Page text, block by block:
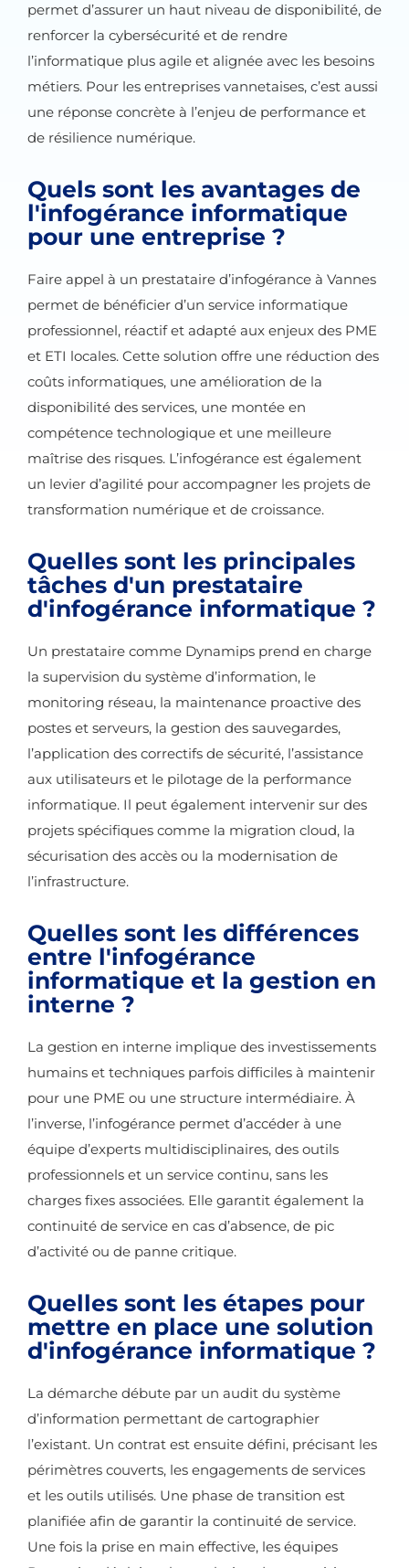
permet d’assurer un haut niveau de disponibilité, de
renforcer la cybersécurité et de rendre
l’informatique plus agile et alignée avec les besoins
métiers. Pour les entreprises vannetaises, c’est aussi
une réponse concrète à l’enjeu de performance et
de résilience numérique.
Quels sont les avantages de
l'infogérance informatique
pour une entreprise ?
Faire appel à un prestataire d’infogérance à Vannes
permet de bénéficier d’un service informatique
professionnel, réactif et adapté aux enjeux des PME
et ETI locales. Cette solution offre une réduction des
coûts informatiques, une amélioration de la
disponibilité des services, une montée en
compétence technologique et une meilleure
maîtrise des risques. L’infogérance est également
un levier d’agilité pour accompagner les projets de
transformation numérique et de croissance.
Quelles sont les principales
tâches d'un prestataire
d'infogérance informatique ?
Un prestataire comme Dynamips prend en charge
la supervision du système d’information, le
monitoring réseau, la maintenance proactive des
postes et serveurs, la gestion des sauvegardes,
l’application des correctifs de sécurité, l’assistance
aux utilisateurs et le pilotage de la performance
informatique. Il peut également intervenir sur des
projets spécifiques comme la migration cloud, la
sécurisation des accès ou la modernisation de
l’infrastructure.
Quelles sont les différences
entre l'infogérance
informatique et la gestion en
interne ?
La gestion en interne implique des investissements
humains et techniques parfois difficiles à maintenir
pour une PME ou une structure intermédiaire. À
l’inverse, l’infogérance permet d’accéder à une
équipe d’experts multidisciplinaires, des outils
professionnels et un service continu, sans les
charges fixes associées. Elle garantit également la
continuité de service en cas d’absence, de pic
d’activité ou de panne critique.
Quelles sont les étapes pour
mettre en place une solution
d'infogérance informatique ?
La démarche débute par un audit du système
d’information permettant de cartographier
l’existant. Un contrat est ensuite défini, précisant les
périmètres couverts, les engagements de services
et les outils utilisés. Une phase de transition est
planifiée afin de garantir la continuité de service.
Une fois la prise en main effective, les équipes